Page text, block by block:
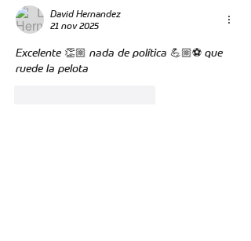
David Hernandez
21 nov 2025
Excelente 👏🏼 nada de política 💪🏼⚽ que
ruede la pelota